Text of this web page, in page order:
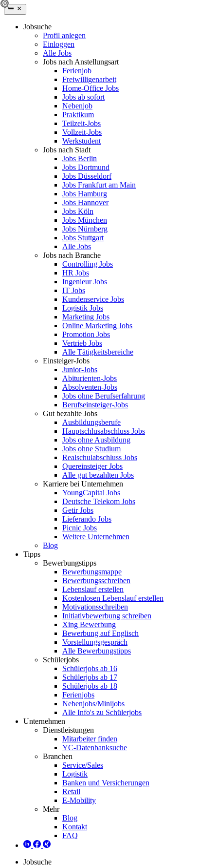
Jobsuche
Profil anlegen
Einloggen
Alle Jobs
Jobs nach Anstellungsart
Ferienjob
Freiwilligenarbeit
Home-Office Jobs
Jobs ab sofort
Nebenjob
Praktikum
Teilzeit-Jobs
Vollzeit-Jobs
Werkstudent
Jobs nach Stadt
Jobs Berlin
Jobs Dortmund
Jobs Düsseldorf
Jobs Frankfurt am Main
Jobs Hamburg
Jobs Hannover
Jobs Köln
Jobs München
Jobs Nürnberg
Jobs Stuttgart
Alle Jobs
Jobs nach Branche
Controlling Jobs
HR Jobs
Ingenieur Jobs
IT Jobs
Kundenservice Jobs
Logistik Jobs
Marketing Jobs
Online Marketing Jobs
Promotion Jobs
Vertrieb Jobs
Alle Tätigkeitsbereiche
Einsteiger-Jobs
Junior-Jobs
Abiturienten-Jobs
Absolventen-Jobs
Jobs ohne Berufserfahrung
Berufseinsteiger-Jobs
Gut bezahlte Jobs
Ausbildungsberufe
Hauptschlusabschluss Jobs
Jobs ohne Ausbildung
Jobs ohne Studium
Realschulabschluss Jobs
Quereinsteiger Jobs
Alle gut bezahlten Jobs
Karriere bei Unternehmen
YoungCapital Jobs
Deutsche Telekom Jobs
Getir Jobs
Lieferando Jobs
Picnic Jobs
Weitere Unternehmen
Blog
Tipps
Bewerbungstipps
Bewerbungsmappe
Bewerbungsschreiben
Lebenslauf erstellen
Kostenlosen Lebenslauf erstellen
Motivationsschreiben
Initiativbewerbung schreiben
Xing Bewerbung
Bewerbung auf Englisch
Vorstellungsgespräch
Alle Bewerbungstipps
Schülerjobs
Schülerjobs ab 16
Schülerjobs ab 17
Schülerjobs ab 18
Ferienjobs
Nebenjobs/Minijobs
Alle Info's zu Schülerjobs
Unternehmen
Dienstleistungen
Mitarbeiter finden
YC-Datenbanksuche
Branchen
Service/Sales
Logistik
Banken und Versicherungen
Retail
E-Mobility
Mehr
Blog
Kontakt
FAQ
Jobsuche